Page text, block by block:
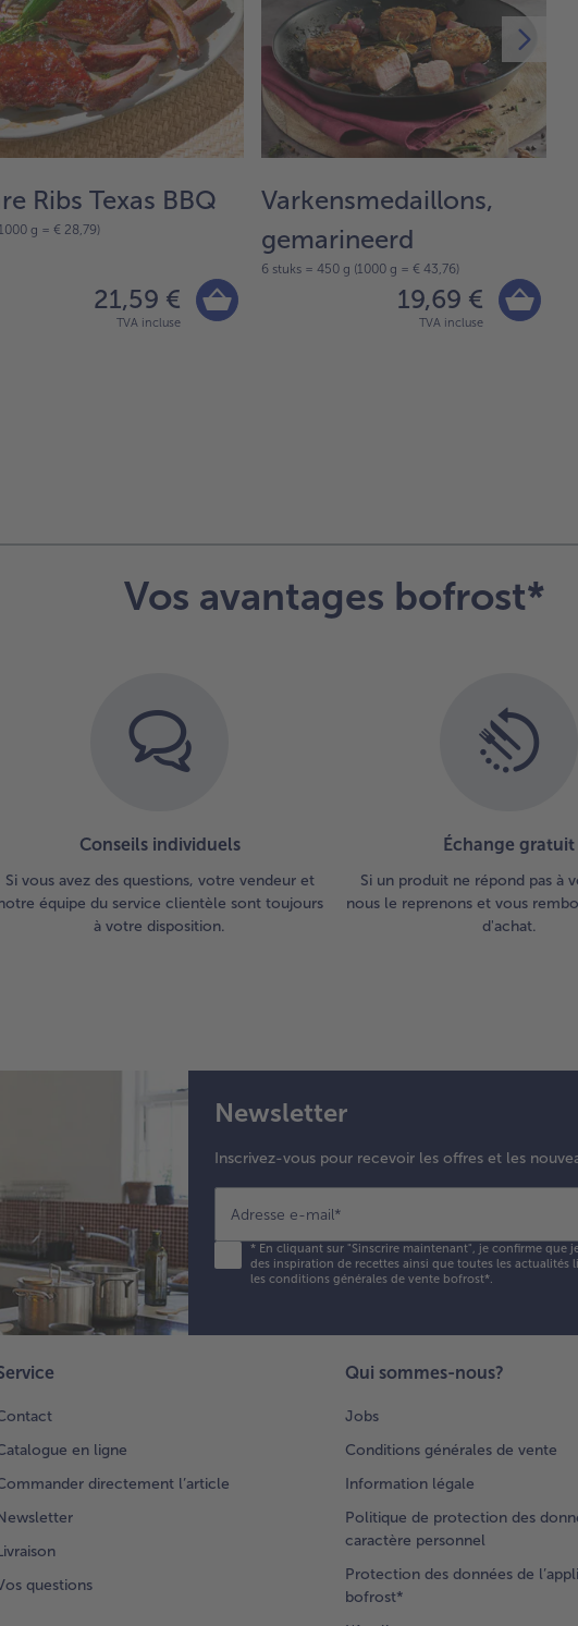
Ribs Texas BBQ
g = € 28,79)
21,59 €
TVA incluse
Varkensmedaillons,
gemarineerd
6 stuks = 450 g (1000 g = € 43,76)
19,69 €
TVA incluse
Vos avantages bofrost*
Conseils individuels
Si vous avez des questions, votre vendeur et
équipe du service clientèle sont toujours
à votre disposition.
Échange gratuit
Si un produit ne répond pas à
nous le reprenons et vous
d'achat.
Newsletter
Inscrivez-vous pour recevoir les offres et les
Adresse e-mail*
*En cliquant sur "Sinscrire maintenant", je confirme que
des inspiration de recettes ainsi que toutes les actualités
les conditions générales de vente bofrost*.
en ligne
directement l’article
questions
Qui sommes-nous?
Jobs
Conditions générales de vente
Information légale
Politique de protection des
caractère personnel
Protection des données de
bofrost*